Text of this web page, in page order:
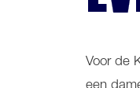
Voor de
een